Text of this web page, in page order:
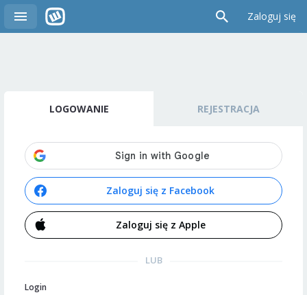
Zaloguj się
LOGOWANIE REJESTRACJA
Zaloguj się z Facebook
Zaloguj się z Apple
LUB
Login